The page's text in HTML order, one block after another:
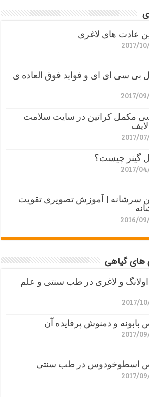
عادت های لاغری
2017/
بی سی ای ای و فواید فوق العاده ی
2017/
مکمل کراتین در سایت سلامت
2017/
گینر چیست؟
2017/
سرشانه | آموزش تصویری تقویت
2016/
های گیاهی
و لاغری در طب سنتی و علم
2017/
بابونه و دمنوش پرفایده آن
2017/
اسطوخودوس در طب سنتی
2017/